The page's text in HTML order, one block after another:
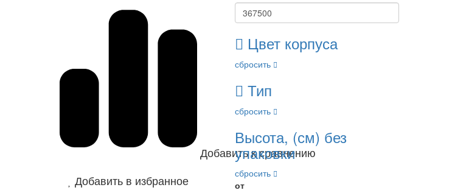
Добавить к сравнению
Добавить в избранное
Цвет корпуса
сбросить
Тип
сбросить
Высота, (см) без
упаковки
сбросить
от